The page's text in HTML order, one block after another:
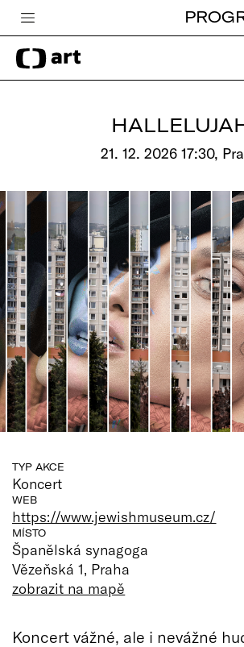
Česká televize
Zpravodajství
Pro děti
edu
Vše o ČT
21. 12. 2026 17:30,
TYP AKCE
Koncert
WEB
https://www.jewishmuseum.cz/
MÍSTO
Španělská synagoga
Vězeňská 1, Praha
zobrazit na mapě
Koncert vážné, ale i nevážné